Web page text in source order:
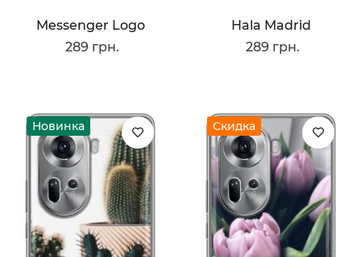
Messenger Logo
289 грн.
Hala Madrid
289 грн.
Новинка Скидка